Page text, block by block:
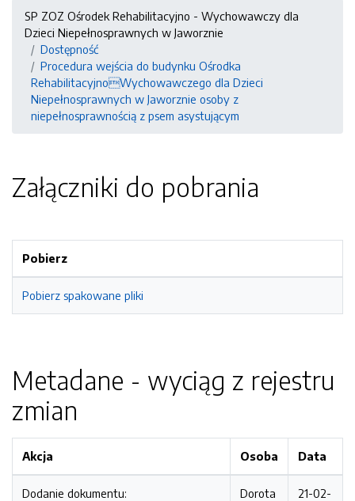
SP ZOZ Ośrodek Rehabilitacyjno - Wychowawczy dla
Dzieci Niepełnosprawnych w Jaworznie
Dostępność
Procedura wejścia do budynku Ośrodka
RehabilitacyjnoWychowawczego dla Dzieci
Niepełnosprawnych w Jaworznie osoby z
niepełnosprawnością z psem asystującym
Załączniki do pobrania
Pobierz
Pobierz spakowane pliki
Metadane - wyciąg z rejestru
zmian
Akcja Osoba Data
Dodanie dokumentu:
Dorota
21-02-